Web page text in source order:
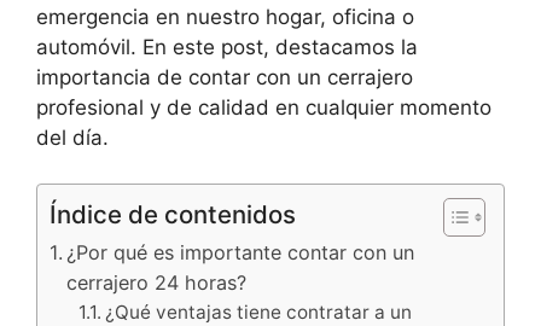
emergencia en nuestro hogar, oficina o
automóvil. En este post, destacamos la
importancia de contar con un cerrajero
profesional y de calidad en cualquier momento
del día.
Índice de contenidos
¿Por qué es importante contar con un
cerrajero 24 horas?
¿Qué ventajas tiene contratar a un